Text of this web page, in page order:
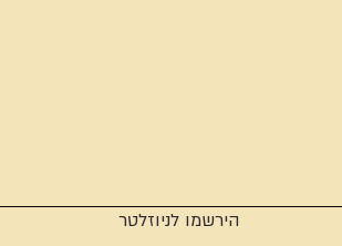
הירשמו לניוזלטר